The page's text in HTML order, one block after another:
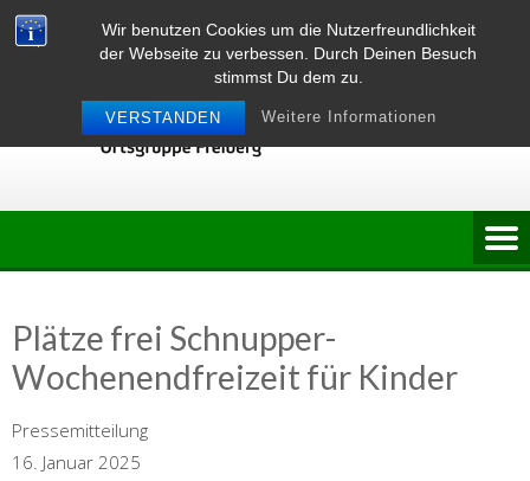
Wir benutzen Cookies um die Nutzerfreundlichkeit
der Webseite zu verbessen. Durch Deinen Besuch
stimmst Du dem zu.
VERSTANDEN Weitere Informationen
Skip
to
Plätze frei Schnupper-
Wochenendfreizeit für Kinder
Pressemitteilung
16. Januar 2025